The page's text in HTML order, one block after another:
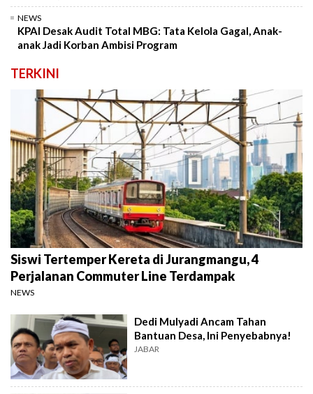
NEWS
KPAI Desak Audit Total MBG: Tata Kelola Gagal, Anak-
anak Jadi Korban Ambisi Program
TERKINI
Siswi Tertemper Kereta di Jurangmangu, 4
Perjalanan Commuter Line Terdampak
NEWS
Dedi Mulyadi Ancam Tahan
Bantuan Desa, Ini Penyebabnya!
JABAR